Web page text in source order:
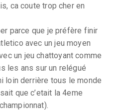
ca coute trop cher en
parce que je préfère finir
avec un jeu moyen
un jeu chattoyant comme
les ans sur un relégué
loin derrière tous le monde
que c’etait la 4eme